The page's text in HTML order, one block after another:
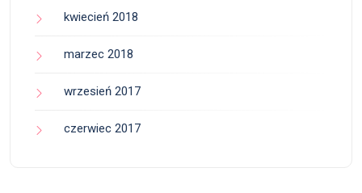
kwiecień 2018
marzec 2018
wrzesień 2017
czerwiec 2017